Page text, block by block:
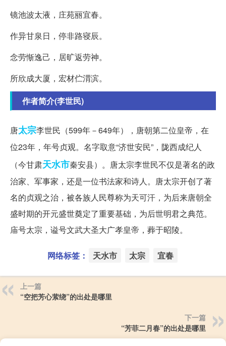
镜池波太液，庄苑丽宜春。
作异甘泉日，停非路寝辰。
念劳惭逸己，居旷返劳神。
所欣成大厦，宏材伫渭滨。
作者简介(李世民)
唐太宗李世民（599年－649年），唐朝第二位皇帝，在
位23年，年号贞观。名字取意“济世安民”，陇西成纪人
（今甘肃天水市秦安县）。唐太宗李世民不仅是著名的政
治家、军事家，还是一位书法家和诗人。唐太宗开创了著
名的贞观之治，被各族人民尊称为天可汗，为后来唐朝全
盛时期的开元盛世奠定了重要基础，为后世明君之典范。
庙号太宗，谥号文武大圣大广孝皇帝，葬于昭陵。
网络标签： 天水市 太宗 宜春
上一篇
“空把芳心萦绕”的出处是哪里
下一篇
“芳菲二月春”的出处是哪里